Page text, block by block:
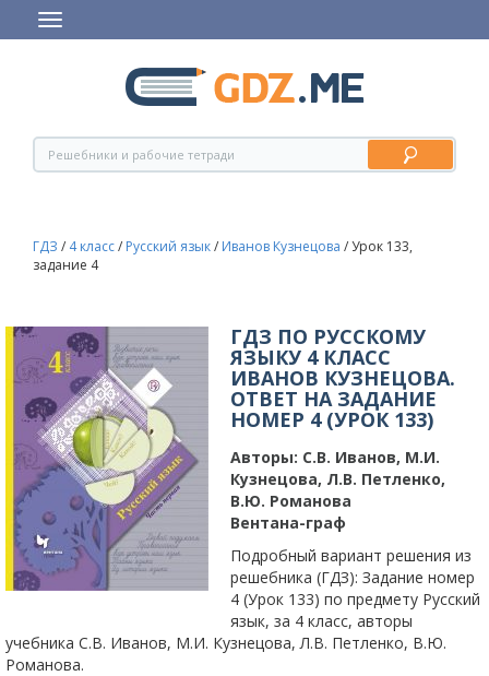
ГДЗ / 4 класс/ Русский язык/ Иванов Кузнецова /Урок 133,
задание 4
ГДЗ ПО РУССКОМУ
ЯЗЫКУ 4 КЛАСС
ИВАНОВ КУЗНЕЦОВА.
ОТВЕТ НА ЗАДАНИЕ
НОМЕР 4 (УРОК 133)
Авторы: С.В. Иванов, М.И.
Кузнецова, Л.В. Петленко,
В.Ю. Романова
Вентана-граф
Подробный вариант решения из
решебника (ГДЗ): Задание номер
4 (Урок 133) по предмету Русский
язык, за 4 класс, авторы
учебника С.В. Иванов, М.И. Кузнецова, Л.В. Петленко, В.Ю.
Романова.